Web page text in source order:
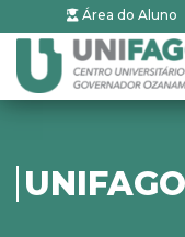
Área do Aluno